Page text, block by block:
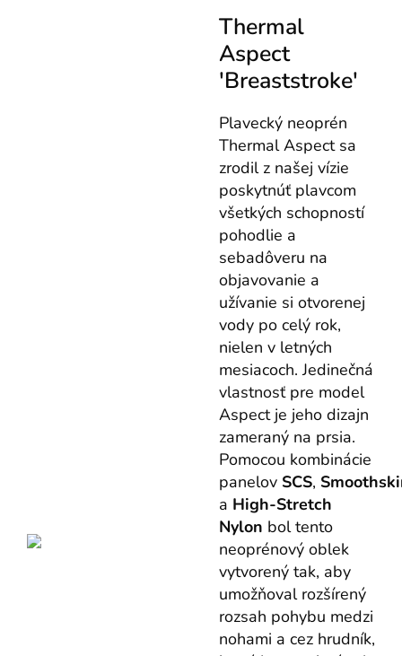
Thermal
Aspect
'Breaststroke'
Plavecký neoprén
Thermal Aspect sa
zrodil z našej vízie
poskytnúť plavcom
všetkých schopností
pohodlie a
sebadôveru na
objavovanie a
užívanie si otvorenej
vody po celý rok,
nielen v letných
mesiacoch. Jedinečná
vlastnosť pre model
Aspect je jeho dizajn
zameraný na prsia.
Pomocou kombinácie
panelov SCS,
a High-Stretch
Nylon bol tento
neoprénový oblek
vytvorený tak, aby
umožňoval rozšírený
rozsah pohybu medzi
nohami a cez hrudník,